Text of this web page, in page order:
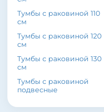
Тумбы с раковиной 110
см
Тумбы с раковиной 120
см
Тумбы с раковиной 130
см
Тумбы с раковиной
подвесные